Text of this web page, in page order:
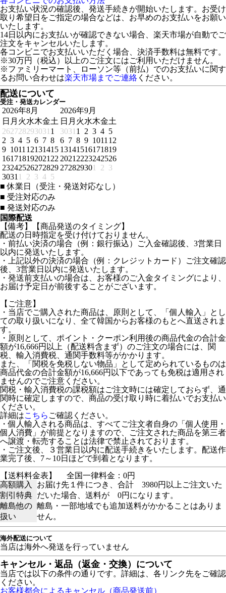
お支払い状況の確認後、発送手続きが開始いたします。お受け
取り希望日をご指定の場合などは、お早めのお支払いをお願い
いたします。
14日以内にお支払いが確認できない場合、楽天市場が自動でご
注文をキャンセルいたします。
各コンビニでお支払いいただく場合、決済手数料は無料です。
※30万円（税込）以上のご注文にはご利用いただけません。
※ファミリーマート、ローソン等（前払）でのお支払いに関す
るお問い合わせは楽天市場までご連絡 ください。
配送について
受注・発送カレンダー
2026年8月
日 月 火水木金土
262728293031 1
2 3 4 5 6 7 8
9 1011 12131415
161718192021 22
23242526272829
3031 1 2 3 4 5
2026年9月
日 月 火水木金土
3031 1 2 3 4 5
6 7 8 9 1011 12
13141516171819
2021 2223242526
272829301 2 3
■ 休業日（受注・発送対応なし）
■ 受注対応のみ
■ 発送対応のみ
国際配送
【備考】【商品発送のタイミング】
配送の日時指定を受け付けておりません。
・前払い決済の場合（例：銀行振込）ご入金確認後、3営業日
以内に発送いたします。
・上記以外の決済の場合（例：クレジットカード）ご注文確認
後、3営業日以内に発送いたします。
・発送前支払いの場合は、お客様のご入金タイミングにより、
お届け予定日が前後することがございます。
【ご注意】
・当店でご購入された商品は、原則として、「個人輸入」とし
ての取り扱いになり、全て韓国からお客様のもとへ直送されま
す。
・原則として、ポイント・クーポン利用後の商品代金の合計金
額が16,666円以上（配送料含まず）のご注文の場合には、関
税、輸入消費税、通関手数料等がかかります。
また、「関税を免税しない物品」として定められているものは
商品代金の合計金額が16,666円以下であっても免税は適用され
ませんのでご注意ください。
関税・輸入消費税の課税額はご注文時には確定しておらず、通
関時に確定しますので、商品の受け取り時に着払いでお支払い
ください。
詳細はこちら ご確認ください。
・個人輸入される商品は、すべてご注文者自身の「個人使用・
個人消費」が前提となりますので、ご注文された商品を第三者
へ譲渡・転売することは法律で禁止されております。
・ご注文後、３営業日以内に配送手続きをいたします。配送作
業完了後、7～10日ほどで到着となります。
【送料料金表】
全国一律料金：0円
高額購入
割引特典
お届け先１件につき、合計 3980円以上ご注文いた
だいた場合、送料が 0円になります。
離島他の
扱い
離島・一部地域でも追加送料がかかることはありま
せん。
海外配送について
当店は海外へ発送を行っていません
キャンセル・返品（返金・交換）について
当店では以下の条件の通りです。詳細は、各リンク先をご確認
ください。
お客様都合によるキャンセル（商品発送前）